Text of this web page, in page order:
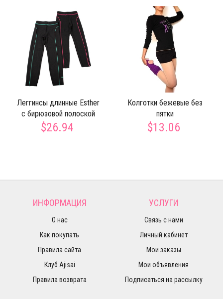
Леггинсы длинные Esther
c бирюзовой полоской
$26.94
Колготки бежевые без
пятки
$13.06
ИНФОРМАЦИЯ
О нас
Как покупать
Правила сайта
Клуб Ajisai
Правила возврата
УСЛУГИ
Связь с нами
Личный кабинет
Мои заказы
Мои объявления
Подписаться на рассылку